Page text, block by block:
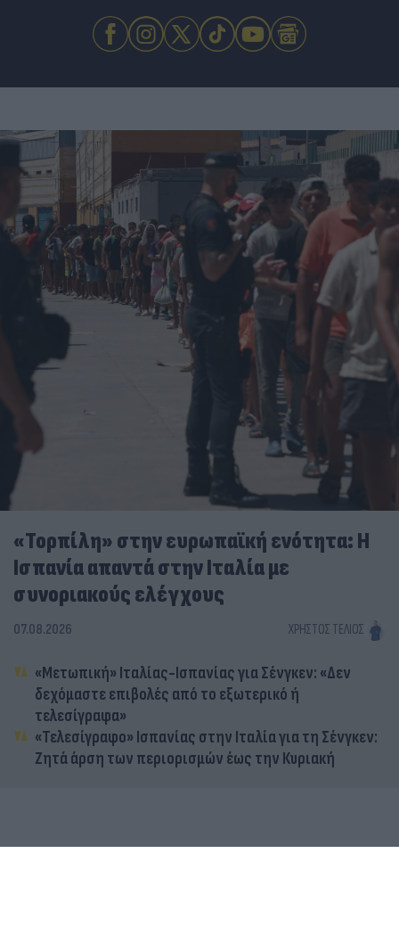
«Τορπίλη» στην ευρωπαϊκή ενότητα: Η
Ισπανία απαντά στην Ιταλία με
συνοριακούς ελέγχους
07.08.2026 ΧΡΉΣΤΟΣ ΤΈΛΙΟΣ
«Μετωπική» Ιταλίας-Ισπανίας για Σένγκεν: «Δεν
δεχόμαστε επιβολές από το εξωτερικό ή
τελεσίγραφα»
«Τελεσίγραφο» Ισπανίας στην Ιταλία για τη Σένγκεν:
Ζητά άρση των περιορισμών έως την Κυριακή